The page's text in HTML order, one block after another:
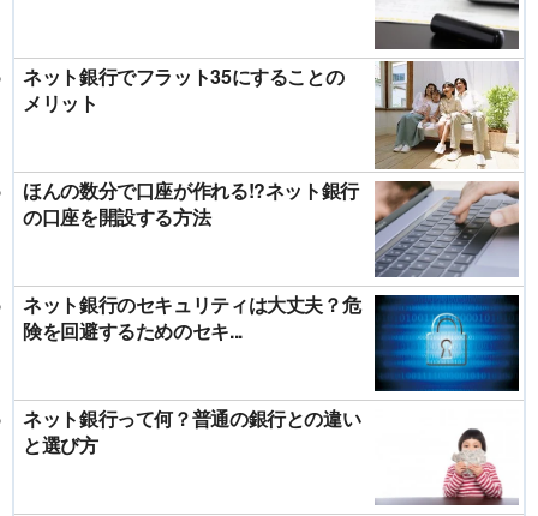
ネット銀行でフラット35にすることの
メリット
ほんの数分で口座が作れる!?ネット銀行
の口座を開設する方法
ネット銀行のセキュリティは大丈夫？危
険を回避するためのセキ...
ネット銀行って何？普通の銀行との違い
と選び方